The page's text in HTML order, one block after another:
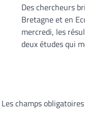
Des chercheurs
Bretagne et en
mercredi, les
deux études qui
Les champs